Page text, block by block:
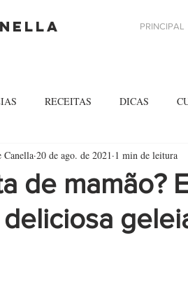
PRINCIPAL
RECEITAS DICAS
de mamão?
deliciosa
Canella 20 de ago. de 2021 1 min de leitura